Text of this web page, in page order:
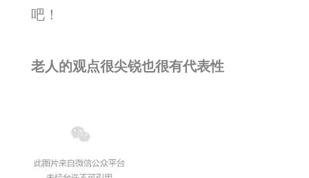
吧！
老人的观点很尖锐也很有代表性